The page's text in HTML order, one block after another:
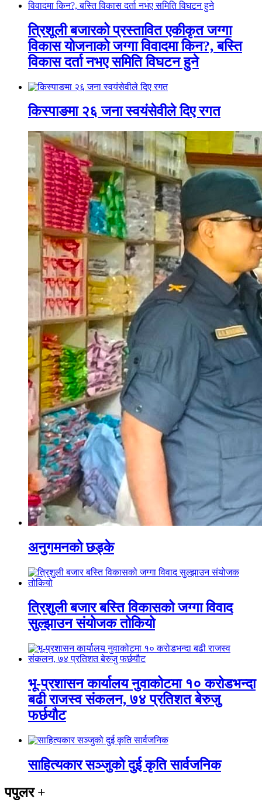
त्रिशूली बजारको प्रस्तावित एकीकृत जग्गा
विकास योजनाको जग्गा विवादमा किन?, बस्ति
विकास दर्ता नभए समिति विघटन हुने
किस्पाङमा २६ जना स्वयंसेवीले दिए रगत
अनुगमनको छड्के
त्रिशुली बजार बस्ति विकासको जग्गा विवाद
सुल्झाउन संयोजक तोकियो
भू-प्रशासन कार्यालय नुवाकोटमा १० करोडभन्दा
बढी राजस्व संकलन, ७४ प्रतिशत बेरुजु
फर्छयौट
साहित्यकार सञ्जुको दुई कृति सार्वजनिक
पपुलर+